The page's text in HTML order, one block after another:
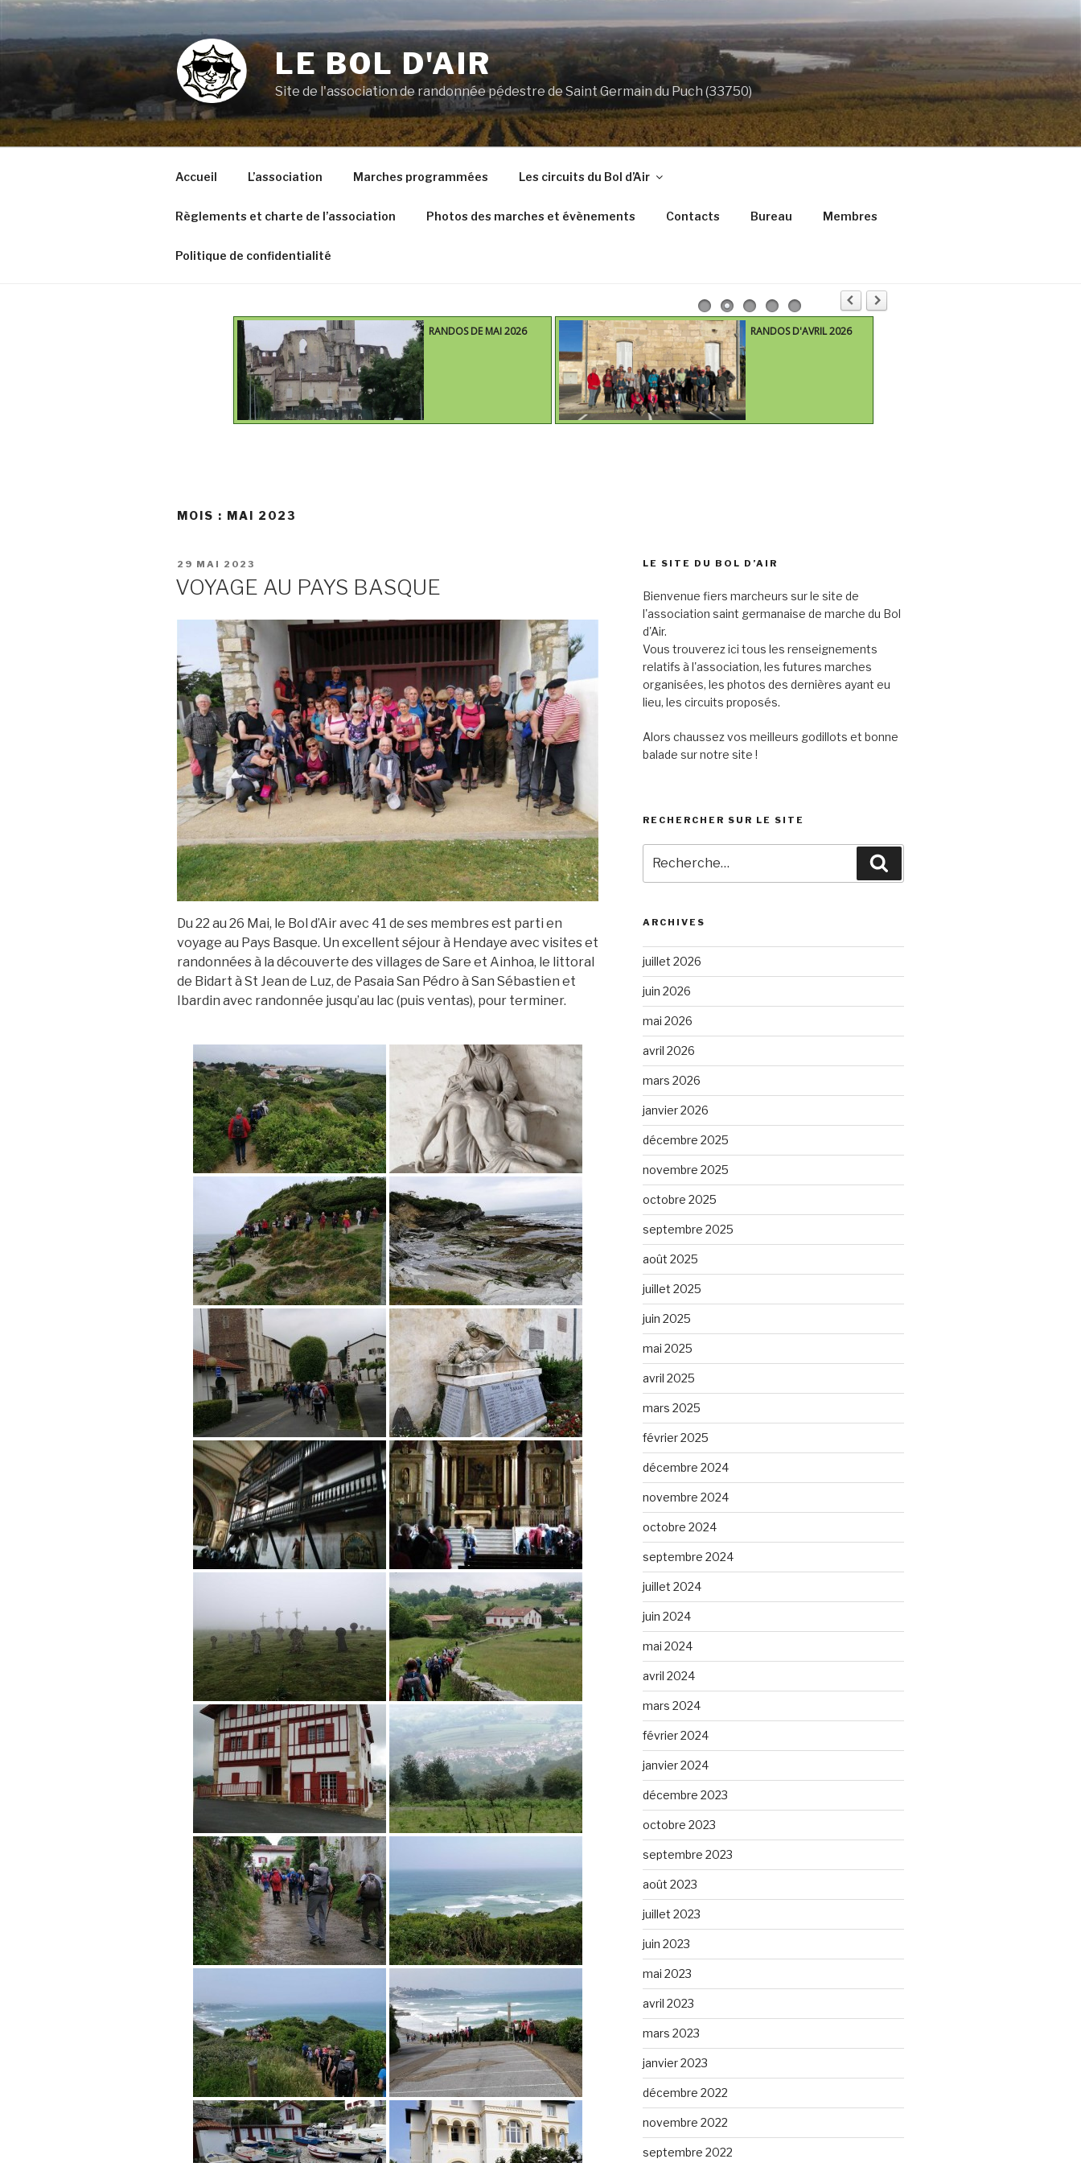
Aller
contenu
principal
LE BOL D'AIR
Site de l'association de randonnée pédestre de Saint Germain du Puch (33750)
Accueil L’association Marches programmées Les circuits du Bol d’Air
Règlements et charte de l’association Photos des marches et évènements Contacts Bureau Membres
Politique de confidentialité
RANDOS DE MAI 2026 RANDOS D'AVRIL 2026
MOIS : MAI 2023
PUBLIÉ
29 MAI 2023
VOYAGE AU PAYS BASQUE
Du 22 au 26 Mai, le Bol d’Air avec 41 de ses membres est parti en
voyage au Pays Basque. Un excellent séjour à Hendaye avec visites et
randonnées à la découverte des villages de Sare et Ainhoa, le littoral
de Bidart à St Jean de Luz, de Pasaia San Pédro à San Sébastien et
Ibardin avec randonnée jusqu’au lac (puis ventas), pour terminer.
LE SITE DU BOL D’AIR
Bienvenue fiers marcheurs sur le site de
l'association saint germanaise de marche du Bol
d'Air.
Vous trouverez ici tous les renseignements
relatifs à l'association, les futures marches
organisées, les photos des dernières ayant eu
lieu, les circuits proposés.
Alors chaussez vos meilleurs godillots et bonne
balade sur notre site !
RECHERCHER SUR LE SITE
pour
:
ARCHIVES
juillet 2026
juin 2026
mai 2026
avril 2026
mars 2026
janvier 2026
décembre 2025
novembre 2025
octobre 2025
septembre 2025
août 2025
juillet 2025
juin 2025
mai 2025
avril 2025
mars 2025
février 2025
décembre 2024
novembre 2024
octobre 2024
septembre 2024
juillet 2024
juin 2024
mai 2024
avril 2024
mars 2024
février 2024
janvier 2024
décembre 2023
octobre 2023
septembre 2023
août 2023
juillet 2023
juin 2023
mai 2023
avril 2023
mars 2023
janvier 2023
décembre 2022
novembre 2022
septembre 2022